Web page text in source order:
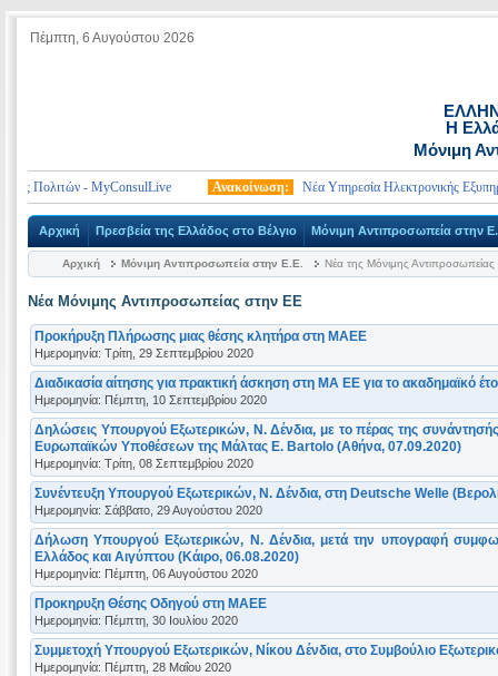
Πέμπτη, 6 Αυγούστου 2026
Η
Μόνιμη
Πολιτών - MyConsulLive Ανακοίνωση: Νέα Υπηρεσία Ηλεκτρονικής
Αρχική Πρεσβεία της Ελλάδος στο Βέλγιο Μόνιμη Αντιπροσωπεία στην
Αρχική Μόνιμη Αντιπροσωπεία στην Ε.Ε. Νέα της Μόνιμης Αντιπροσωπείας
Νέα Μόνιμης Αντιπροσωπείας στην ΕΕ
Προκήρυξη Πλήρωσης μιας θέσης κλητήρα στη ΜΑΕΕ
Ημερομηνία: Τρίτη, 29 Σεπτεμβρίου 2020
Διαδικασία αίτησης για πρακτική άσκηση στη ΜΑ ΕΕ για το ακαδημαϊκό
Ημερομηνία: Πέμπτη, 10 Σεπτεμβρίου 2020
Δηλώσεις Υπουργού Εξωτερικών, Ν. Δένδια, με το πέρας της
Ευρωπαϊκών Υποθέσεων της Μάλτας Ε. Bartolo (Αθήνα, 07.09.2020)
Ημερομηνία: Τρίτη, 08 Σεπτεμβρίου 2020
Συνέντευξη Υπουργού Εξωτερικών, Ν. Δένδια, στη Deutsche Welle
Ημερομηνία: Σάββατο, 29 Αυγούστου 2020
Δήλωση Υπουργού Εξωτερικών, Ν. Δένδια, μετά την υπογραφή
Ελλάδος και Αιγύπτου (Κάιρο, 06.08.2020)
Ημερομηνία: Πέμπτη, 06 Αυγούστου 2020
Προκηρυξη Θέσης Οδηγού στη ΜΑΕΕ
Ημερομηνία: Πέμπτη, 30 Ιουλίου 2020
Συμμετοχή Υπουργού Εξωτερικών, Νίκου Δένδια, στο Συμβούλιο
Ημερομηνία: Πέμπτη, 28 Μαΐου 2020